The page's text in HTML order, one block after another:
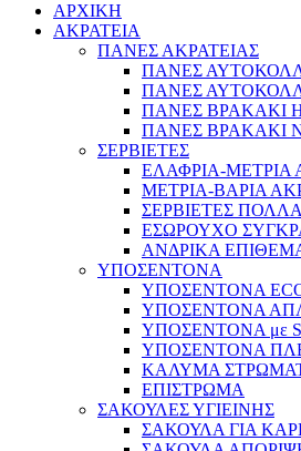
ΑΡΧΙΚΗ
ΑΚΡΑΤΕΙΑ
ΠΑΝΕΣ ΑΚΡΑΤΕΙΑΣ
ΠΑΝΕΣ
ΠΑΝΕΣ
ΠΑΝΕΣ ΒΡΑΚΑΚΙ
ΠΑΝΕΣ ΒΡΑΚΑΚΙ
ΣΕΡΒΙΕΤΕΣ
ΕΛΑΦΡΙΑ-ΜΕΤΡΙΑ
ΜΕΤΡΙΑ-ΒΑΡΙΑ
ΣΕΡΒΙΕΤΕΣ
ΕΣΩΡΟΥΧΟ
ΑΝΔΡΙΚΑ
ΥΠΟΣΕΝΤΟΝΑ
ΥΠΟΣΕΝΤΟΝΑ
ΥΠΟΣΕΝΤΟΝΑ
ΥΠΟΣΕΝΤΟΝΑ με
ΥΠΟΣΕΝΤΟΝΑ
ΚΑΛΥΜΑ
ΕΠΙΣΤΡΩΜΑ
ΣΑΚΟΥΛΕΣ ΥΓΙΕΙΝΗΣ
ΣΑΚΟΥΛΑ ΓΙΑ